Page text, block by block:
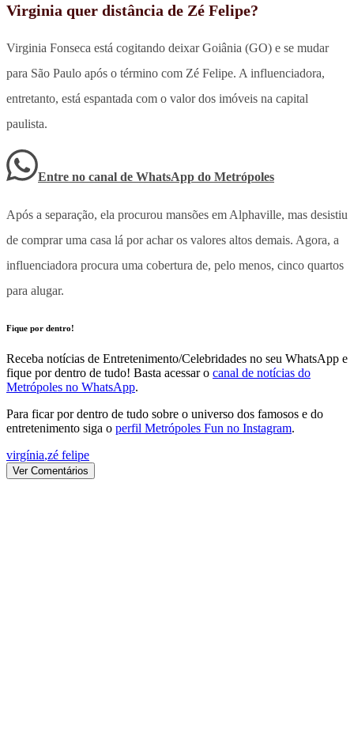
Virginia quer distância de Zé Felipe?
Virginia Fonseca está cogitando deixar Goiânia (GO) e se mudar
para São Paulo após o término com Zé Felipe. A influenciadora,
entretanto, está espantada com o valor dos imóveis na capital
paulista.
Entre no canal de WhatsApp do Metrópoles
Após a separação, ela procurou mansões em Alphaville, mas desistiu
de comprar uma casa lá por achar os valores altos demais. Agora, a
influenciadora procura uma cobertura de, pelo menos, cinco quartos
para alugar.
Fique por dentro!
Receba notícias de Entretenimento/Celebridades no seu WhatsApp e
fique por dentro de tudo! Basta acessar o canal de notícias do
Metrópoles no WhatsApp.
Para ficar por dentro de tudo sobre o universo dos famosos e do
entretenimento siga o perfil Metrópoles Fun no Instagram.
virgínia,zé felipe
Ver Comentários